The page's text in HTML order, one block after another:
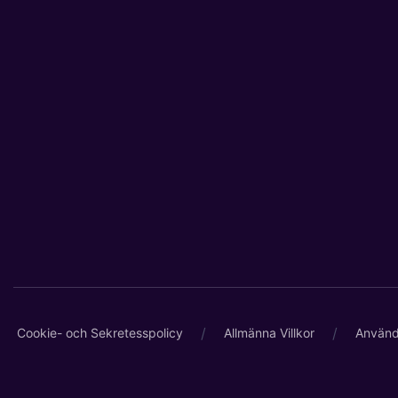
Cookie- och Sekretesspolicy / Allmänna Villkor /